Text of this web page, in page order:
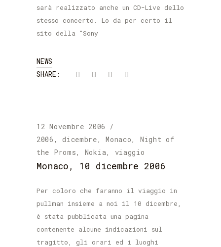
sarà realizzato anche un CD-Live dello
stesso concerto. Lo da per certo il
sito della "Sony
NEWS
SHARE:
12 Novembre 2006
2006 , dicembre,Monaco, Night of
the Proms, Nokia, viaggio
Monaco, 10 dicembre 2006
Per coloro che faranno il viaggio in
pullman insieme a noi il 10 dicembre,
è stata pubblicata una pagina
contenente alcune indicazioni sul
tragitto, gli orari ed i luoghi